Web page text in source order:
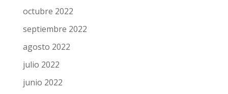
octubre 2022
septiembre 2022
agosto 2022
julio 2022
junio 2022